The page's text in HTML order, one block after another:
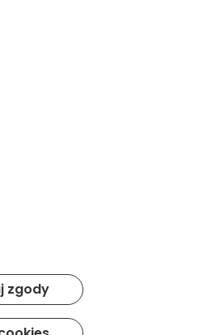
jest Baltrade sp. z o.o. z
Geodetów 24, 80-298 Gdańsk.
zgody